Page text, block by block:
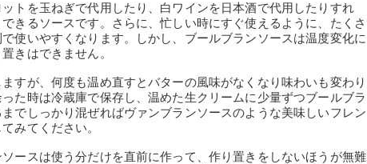
トを玉ねぎで代用したり、白ワインを日本酒で代用したりすれ
きるソースです。さらに、忙しい時にすぐ使えるように、たくさ
使いやすくなります。しかし、ブールブランソースは温度変化に
きはできません。
すが、何度も温め直すとバターの風味がなくなり味わいも変わり
た時は冷蔵庫で保存し、温めた生クリームに少量ずつブールブラ
でしっかり混ぜればヴァンブランソースのような美味しいフレン
みてください。
ースは使う分だけを直前に作って、作り置きをしないほうが無難